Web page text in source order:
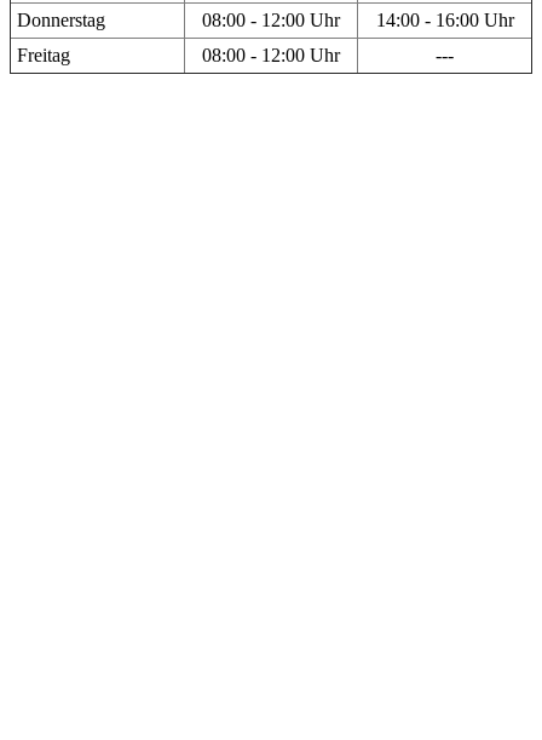
Donnerstag 08:00 - 12:00 Uhr
14:00 - 16:00 Uhr
Freitag
08:00 - 12:00 Uhr ---